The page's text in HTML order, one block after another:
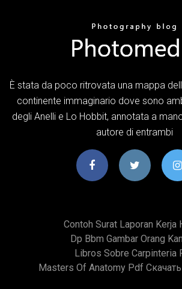
È stata da poco ritrovata una mappa
continente immaginario dove sono
degli Anelli e Lo Hobbit, annotata a
autore di entrambi
Contoh Surat Laporan Kerja
Dp Bbm Gambar Orang
Libros Sobre Carpinteria
Masters Of Anatomy Pdf